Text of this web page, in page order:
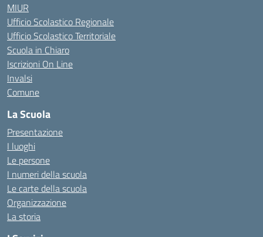
MIUR
Ufficio Scolastico Regionale
Ufficio Scolastico Territoriale
Scuola in Chiaro
Iscrizioni On Line
Invalsi
Comune
La Scuola
Presentazione
I luoghi
Le persone
I numeri della scuola
Le carte della scuola
Organizzazione
La storia